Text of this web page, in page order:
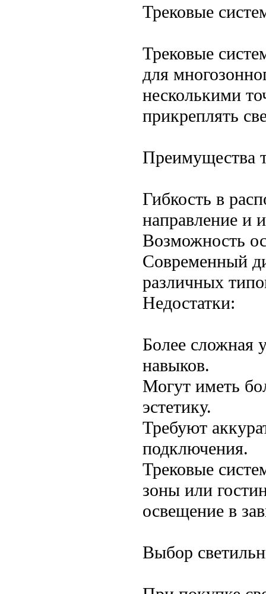
Трековые
Трековые
для
несколькими
прикреплять
Преимущества
Гибкость в
направление и
Возможность
Современный
различных
Недостатки:
Более сложная
навыков.
Могут иметь
эстетику.
Требуют
подключения.
Трековые
зоны или
освещение в
Выбор